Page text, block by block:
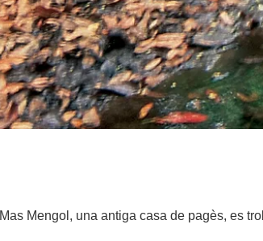
Mas Mengol, una antiga casa de pagès, es